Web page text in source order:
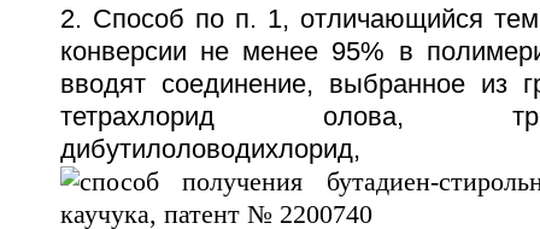
2. Способ по п. 1, отличающийся
конверсии не менее 95% в
вводят соединение, выбранное из
тетрахлорид олова,